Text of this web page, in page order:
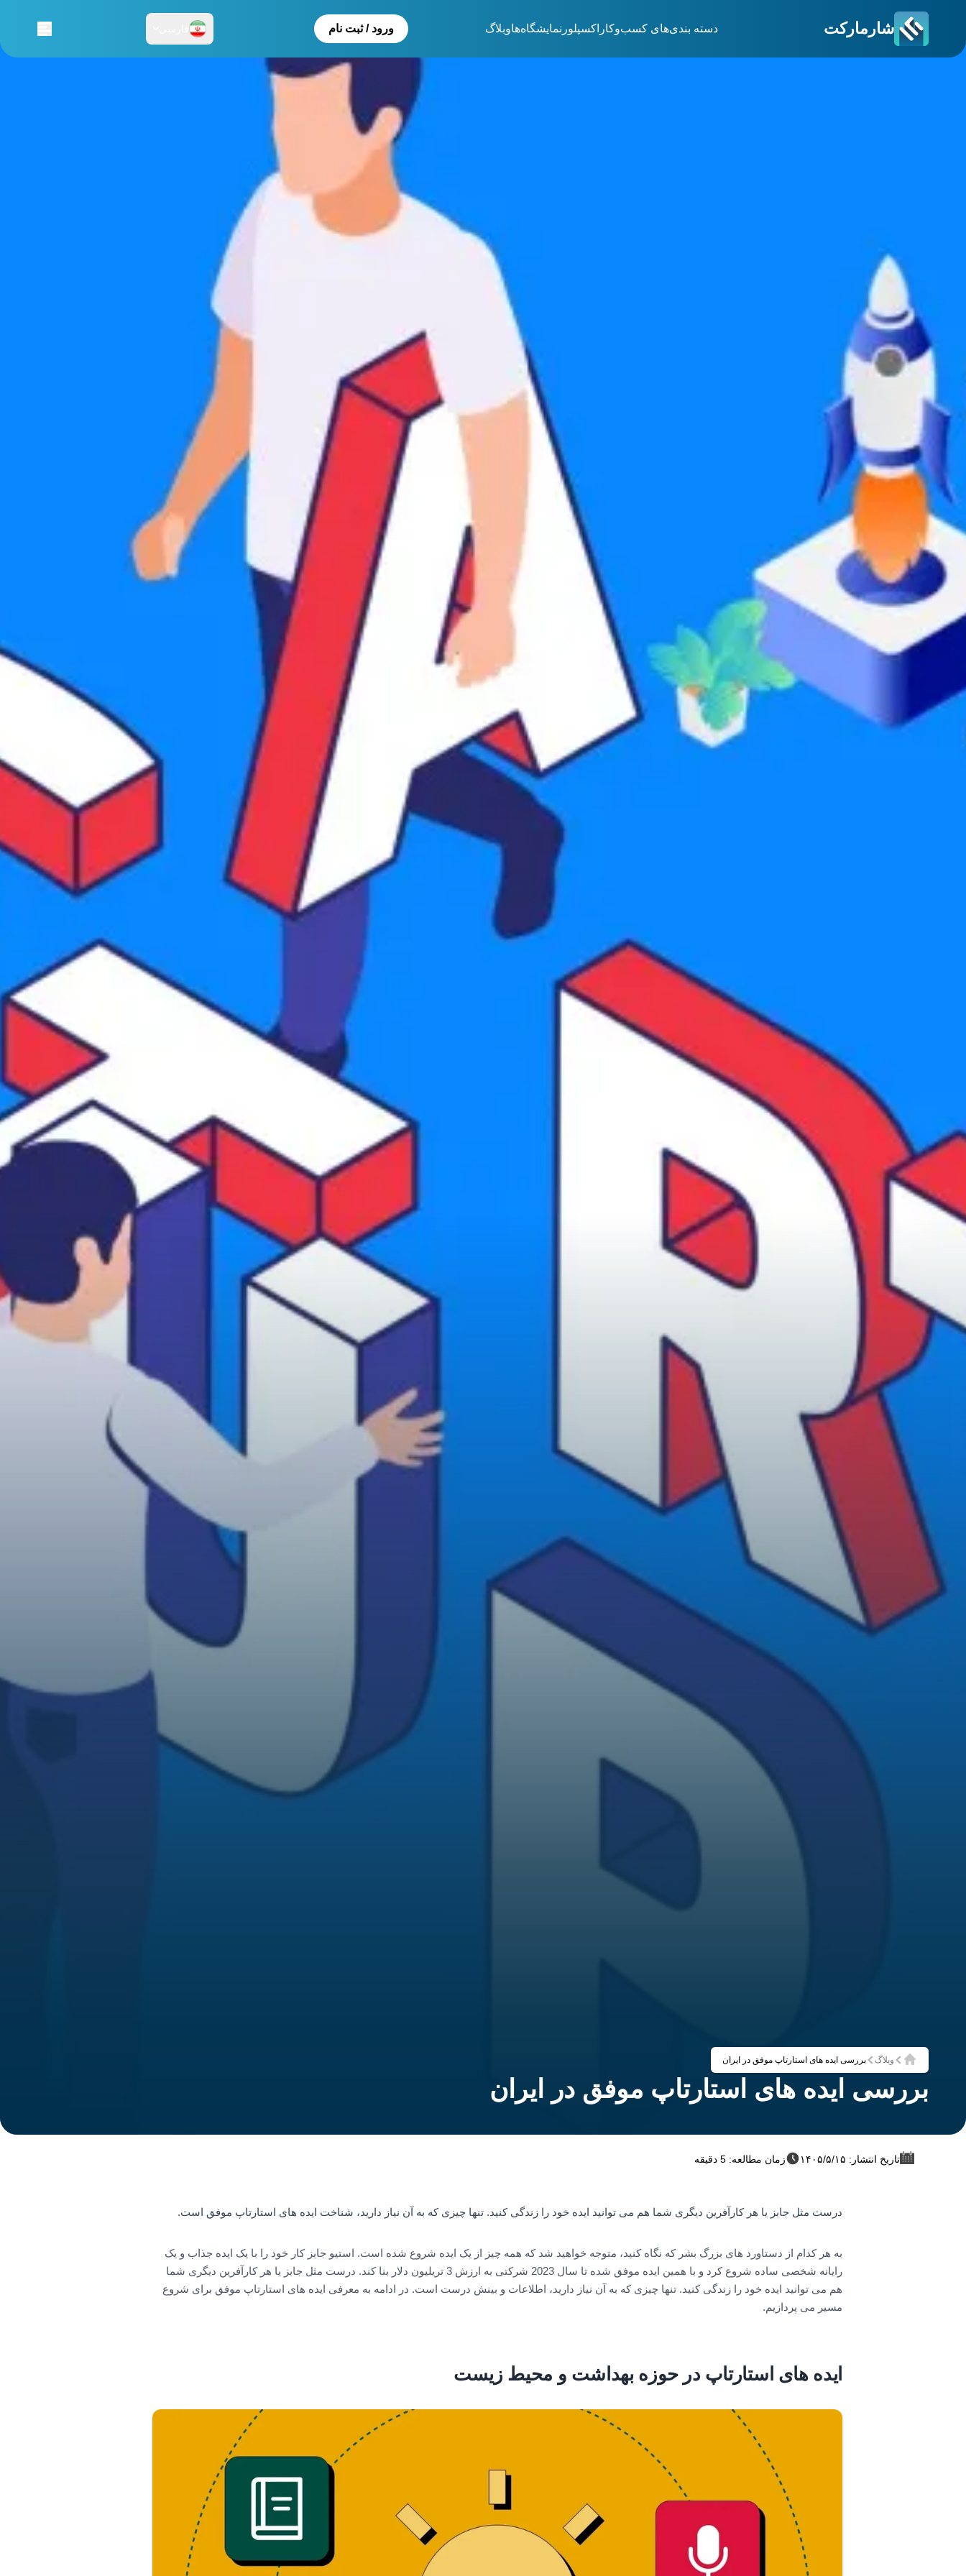
شارمارکت دسته بندی‌های کسب‌و‌کار اکسپلور نمایشگاەهاوبلاگ ورود / ثبت نام فارسی
خانه
وبلاگ بررسی ایده های استارتاپ موفق در ایران
بررسی ایده های استارتاپ موفق در ایران
تاریخ انتشار: ۱۴۰۵/۵/۱۵ زمان مطالعه: 5 دقیقه
درست مثل جابز یا هر کارآفرین دیگری شما هم می توانید ایده خود را زندگی کنید. تنها چیزی که به آن نیاز دارید، شناخت ایده های استارتاپ موفق است.
به هر کدام از دستاورد های بزرگ بشر که نگاه کنید، متوجه خواهید شد که همه چیز از یک ایده شروع شده است. استیو جابز کار خود را با یک ایده جذاب و یک
رایانه شخصی ساده شروع کرد و با همین ایده موفق شده تا سال 2023 شرکتی به ارزش 3 تریلیون دلار بنا کند. درست مثل جابز یا هر کارآفرین دیگری شما
هم می توانید ایده خود را زندگی کنید. تنها چیزی که به آن نیاز دارید، اطلاعات و بینش درست است. در ادامه به معرفی ایده های استارتاپ موفق برای شروع
مسیر می پردازیم.
ایده های استارتاپ در حوزه بهداشت و محیط زیست